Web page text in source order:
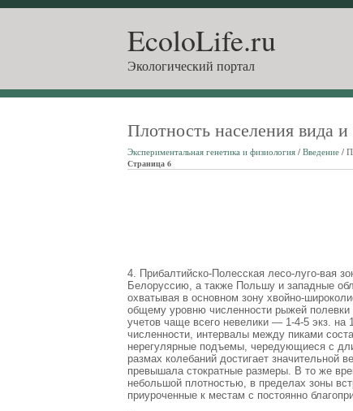
EcoloLife.ru
Экологический портал
Плотность населения вида
Экспериментальная генетика и физиология / Введение /
Страница 6
4. Прибалтийско-Полесская лесо-луго-вая
Белоруссию, а также Польшу и западные
охватывая в основном зону хвойно-
общему уровню численности рыжей полевки
учетов чаще всего невелики — 1-4-5 экз.
численности, интервалы между пиками
нерегулярные подъемы, чередующиеся с
размах колебаний достигает
превышала стократные размеры. В то же
небольшой плотностью, в пределах зоны
приуроченные к местам с постоянно